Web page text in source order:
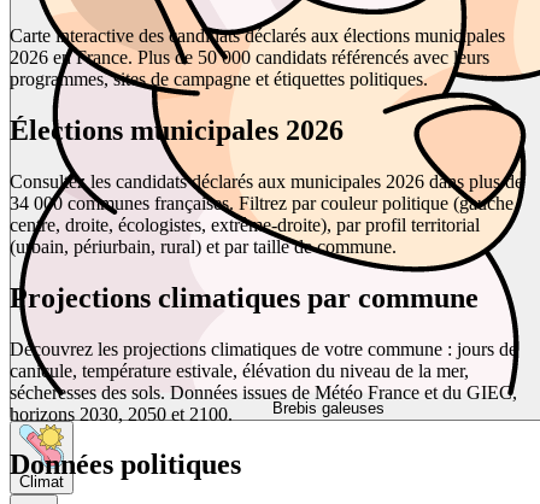
Brebis galeuses
Climat
Carte interactive des candidats déclarés aux élections municipales
2026 en France. Plus de 50 000 candidats référencés avec leurs
programmes, sites de campagne et étiquettes politiques.
Élections municipales 2026
Consultez les candidats déclarés aux municipales 2026 dans plus de
34 000 communes françaises. Filtrez par couleur politique (gauche,
centre, droite, écologistes, extrême-droite), par profil territorial
(urbain, périurbain, rural) et par taille de commune.
Projections climatiques par commune
Découvrez les projections climatiques de votre commune : jours de
canicule, température estivale, élévation du niveau de la mer,
sécheresses des sols. Données issues de Météo France et du GIEC,
horizons 2030, 2050 et 2100.
Données politiques